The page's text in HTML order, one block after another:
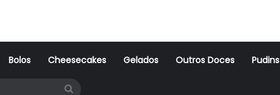
Bolos Cheesecakes Gelados Outros Doces Pudins